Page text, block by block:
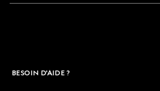
BESOIN D'AIDE ?